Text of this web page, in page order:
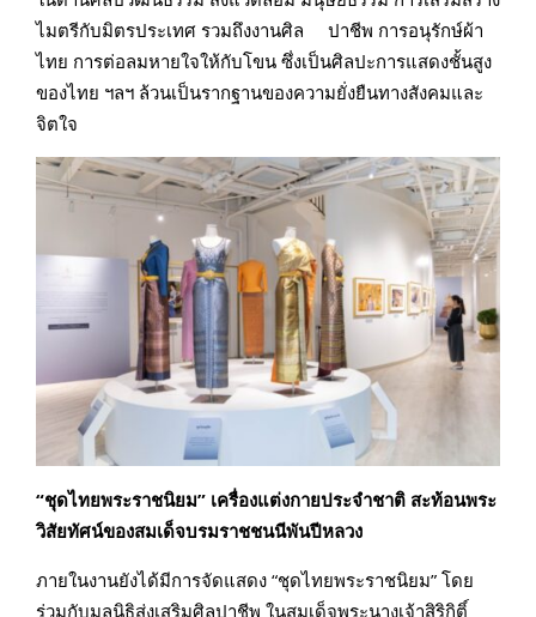
ไมตรีกับมิตรประเทศ รวมถึงงานศิล ปาชีพ การอนุรักษ์ผ้า
ไทย การต่อลมหายใจให้กับโขน ซึ่งเป็นศิลปะการแสดงชั้นสูง
ของไทย ฯลฯ ล้วนเป็นรากฐานของความยั่งยืนทางสังคมและ
จิตใจ
“ชุดไทยพระราชนิยม” เครื่องแต่งกายประจำชาติ สะท้อนพระ
วิสัยทัศน์ของสมเด็จบรมราชชนนีพันปีหลวง
ภายในงานยังได้มีการจัดแสดง “ชุดไทยพระราชนิยม” โดย
ร่วมกับมูลนิธิส่งเสริมศิลปาชีพ ในสมเด็จพระนางเจ้าสิริกิติ์